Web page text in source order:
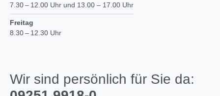
Wir sind persönlich für Sie da:
7.30 – 12.00 Uhr und 13.00 – 17.00 Uhr
Freitag
8.30 – 12.30 Uhr